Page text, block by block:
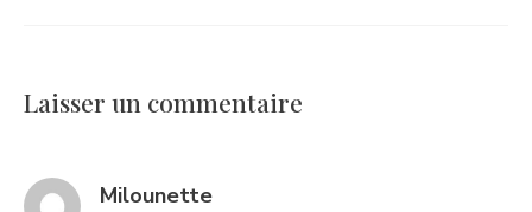
Laisser un commentaire
Milounettesays: